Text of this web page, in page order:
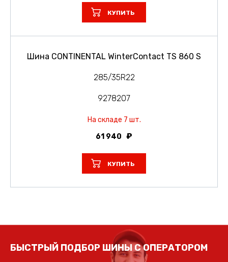
КУПИТЬ
Шина CONTINENTAL WinterContact TS 860 S
285/35R22
9278207
На складе 7 шт.
61 940
КУПИТЬ
БЫСТРЫЙ ПОДБОР ШИНЫ С ОПЕРАТОРОМ